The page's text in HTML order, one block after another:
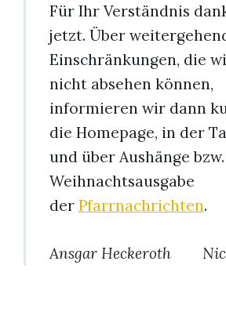
Für Ihr Verständnis
jetzt. Über
Einschränkungen, die
nicht absehen können,
informieren wir dann
die Homepage, in der
und über Aushänge
Weihnachtsausgabe
der Pfarrnachrichten.
Ansgar Heckeroth